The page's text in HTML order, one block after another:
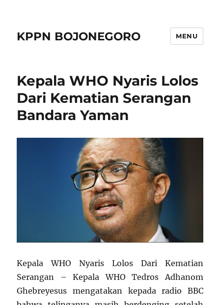
KPPN BOJONEGORO MENU
Kepala WHO Nyaris Lolos
Dari Kematian Serangan
Bandara Yaman
Kepala WHO Nyaris Lolos Dari Kematian
Serangan – Kepala WHO Tedros Adhanom
Ghebreyesus mengatakan kepada radio BBC